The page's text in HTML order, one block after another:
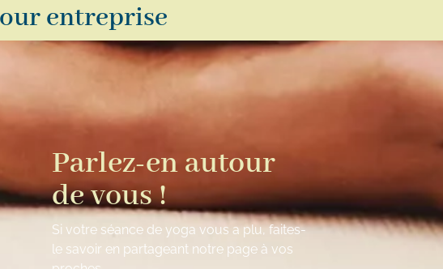
entreprise
Parlez-en autour
de vous !
Si votre séance de yoga vous a plu, faites-
le savoir en partageant notre page à vos